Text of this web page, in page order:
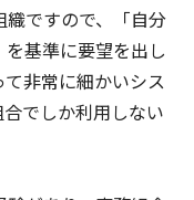
ですので、「自分
基準に要望を出し
非常に細かいシス
でしか利用しない